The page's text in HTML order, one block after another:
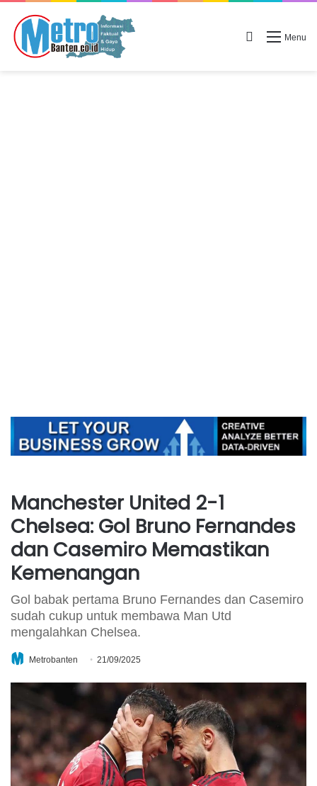
Menu
Search for
Manchester United 2-1
Chelsea: Gol Bruno Fernandes
dan Casemiro Memastikan
Kemenangan
Gol babak pertama Bruno Fernandes dan Casemiro
sudah cukup untuk membawa Man Utd
mengalahkan Chelsea.
Metrobanten 21/09/2025